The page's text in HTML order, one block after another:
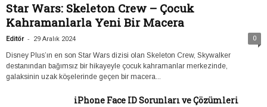
Star Wars: Skeleton Crew – Çocuk
Kahramanlarla Yeni Bir Macera
Editör - 29 Aralık 2024 0
Disney Plus’ın en son Star Wars dizisi olan Skeleton Crew, Skywalker
destanından bağımsız bir hikayeyle çocuk kahramanlar merkezinde,
galaksinin uzak köşelerinde geçen bir macera...
iPhone Face ID Sorunları ve Çözümleri